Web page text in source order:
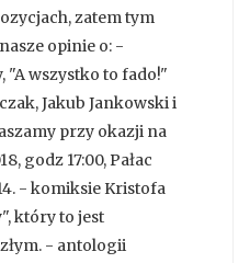
zatem tym
opinie o: -
"A wszystko to fado!"
Jakub Jankowski i
przy okazji na
godz 17:00, Pałac
- komiksie Kristofa
który to jest
- antologii